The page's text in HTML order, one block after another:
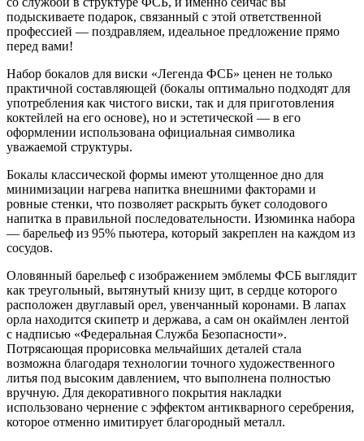
подыскиваете подарок, связанный с этой ответственной
профессией — поздравляем, идеальное предложение прямо
перед вами!
Набор бокалов для виски «Легенда ФСБ» ценен не только
практичной составляющей (бокалы оптимально подходят для
употребления как чистого виски, так и для приготовления
коктейлей на его основе), но и эстетической — в его
оформлении использована официальная символика
уважаемой структуры.
Бокалы классической формы имеют утолщенное дно для
минимизации нагрева напитка внешними факторами и
ровные стенки, что позволяет раскрыть букет солодового
напитка в правильной последовательности. Изюминка набора
— барельеф из 95% пьютера, который закреплен на каждом из
сосудов.
Оловянный барельеф с изображением эмблемы ФСБ выглядит
как треугольный, вытянутый книзу щит, в сердце которого
расположен двуглавый орел, увенчанный коронами. В лапах
орла находится скипетр и держава, а сам он окаймлен лентой
с надписью «Федеральная Служба Безопасности».
Потрясающая прорисовка мельчайших деталей стала
возможна благодаря технологии точного художественного
литья под высоким давлением, что выполнена полностью
вручную. Для декоративного покрытия накладки
использовано чернение с эффектом антикварного серебрения,
которое отменно имитирует благородный металл.